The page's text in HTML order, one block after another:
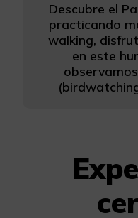
Descubre el
practicando
walking,
en este